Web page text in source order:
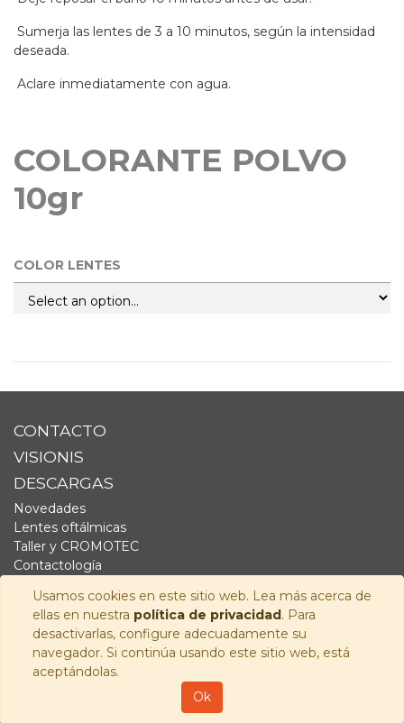
Usamos cookies en este sitio web. Lea más acerca de
ellas en nuestra política de privacidad. Para
desactivarlas, configure adecuadamente su
navegador. Si continúa usando este sitio web, está
aceptándolas.
Ok
Sumerja las lentes de 3 a 10 minutos, según la intensidad
deseada.
Aclare inmediatamente con agua.
COLORANTE POLVO
10gr
COLOR LENTES
CONTACTO
VISIONIS
DESCARGAS
Novedades
Lentes oftálmicas
Taller y CROMOTEC
Contactología
Fornitura
Audiología
SÍGUENOS
Visionis Distribución S.L.
Aviso Legal -